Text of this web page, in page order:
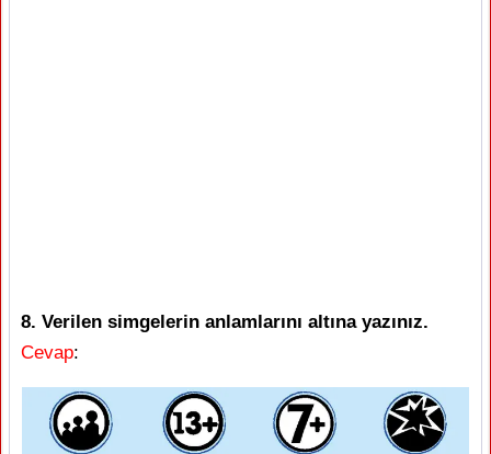
8. Verilen simgelerin anlamlarını altına yazınız.
Cevap: